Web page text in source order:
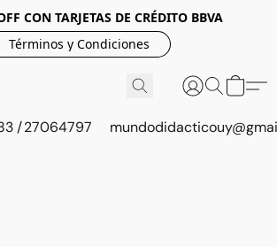
CON TARJETAS DE CRÉDITO BBVA
Términos y Condiciones
/ 27064797